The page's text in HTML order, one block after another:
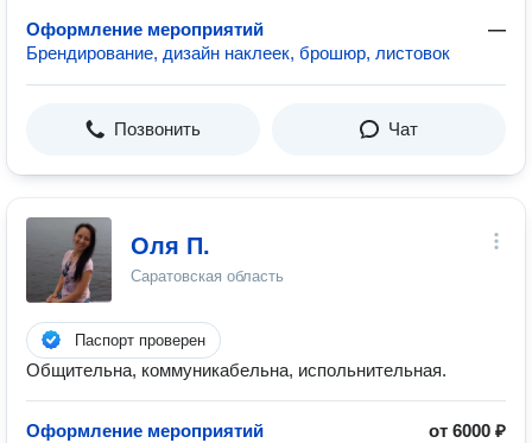
Оформление мероприятий
—
Брендирование, дизайн наклеек, брошюр, листовок
Позвонить Чат
Оля П.
Саратовская область
Паспорт проверен
Общительна, коммуникабельна, испольнительная.
Оформление мероприятий
от 6000 ₽